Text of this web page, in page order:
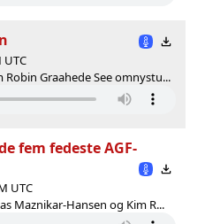
UTC
Graahede See omnystu...
fem fedeste AGF-
UTC
Maznikar-Hansen og Kim R...